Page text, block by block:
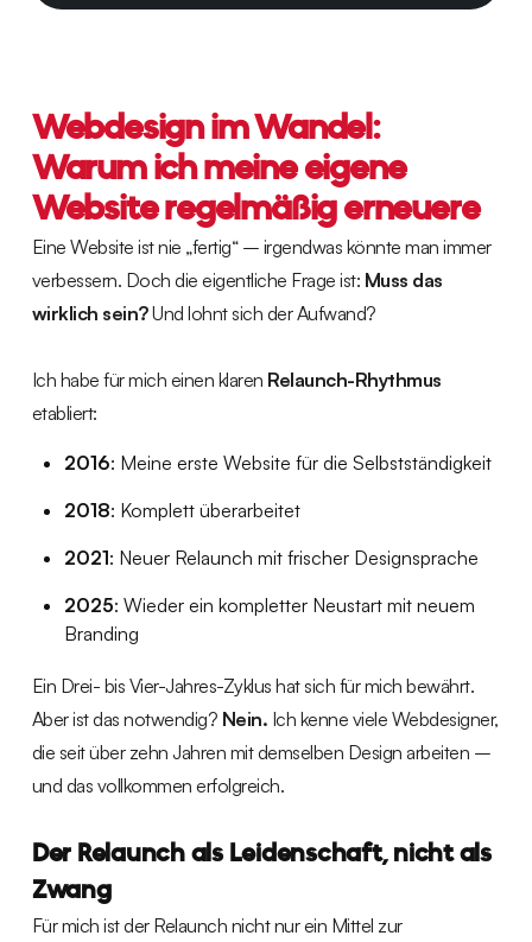
Webdesign im Wandel:
Warum ich meine eigene
Website regelmäßig erneuere
Eine Website ist nie „fertig“ – irgendwas könnte man immer
verbessern. Doch die eigentliche Frage ist: Muss das
wirklich sein?Und lohnt sich der Aufwand?
Ich habe für mich einen klaren Relaunch-Rhythmus
etabliert:
2016: Meine erste Website für die Selbstständigkeit
2018: Komplett überarbeitet
2021: Neuer Relaunch mit frischer Designsprache
2025: Wieder ein kompletter Neustart mit neuem
Branding
Ein Drei- bis Vier-Jahres-Zyklus hat sich für mich bewährt.
Aber ist das notwendig? Nein. Ich kenne viele Webdesigner,
die seit über zehn Jahren mit demselben Design arbeiten –
und das vollkommen erfolgreich.
Der Relaunch als Leidenschaft, nicht als
Zwang
Für mich ist der Relaunch nicht nur ein Mittel zur